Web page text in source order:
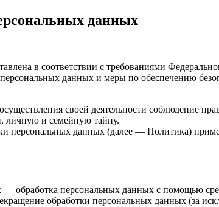
данных
в соответствии с требованиями
данных и меры по обеспечению
своей деятельности соблюдение
личную и семейную тайну.
персональных данных (далее — Политика)
обработка персональных данных с помощью
обработки персональных данных (за